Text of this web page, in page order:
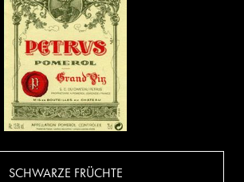
SCHWARZE FRÜCHTE